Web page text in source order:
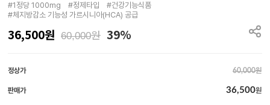
#1정당 1000mg　#정제타입　#건강기능식품
#체지방감소 기능성 가르시니아(HCA) 공급
36,500원 60,000원 39%
정상가 60,000원
판매가 36,500원